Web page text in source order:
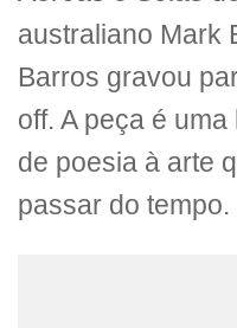
australiano Mark
Barros gravou
off. A peça é
de poesia à arte
passar do